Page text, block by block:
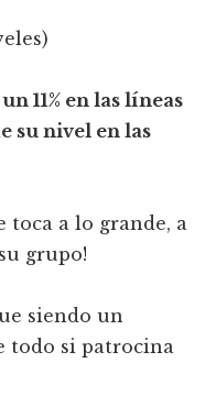
11% en las líneas
su nivel en las
toca a lo grande, a
grupo!
siendo un
todo si patrocina